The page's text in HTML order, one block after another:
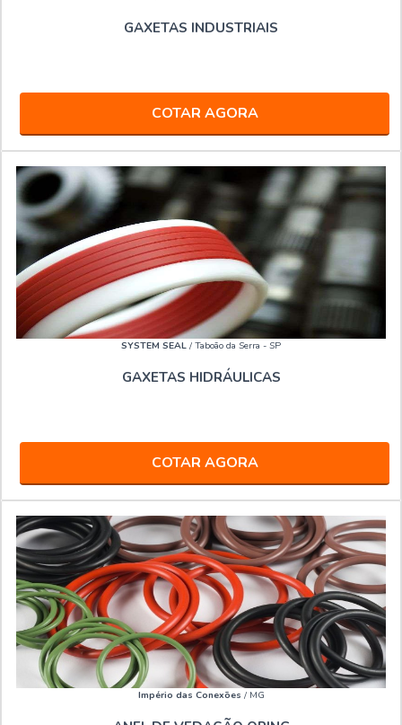
GAXETAS INDUSTRIAIS
COTAR AGORA
SYSTEM SEAL / Taboão da Serra - SP
GAXETAS HIDRÁULICAS
COTAR AGORA
Império das Conexões / MG